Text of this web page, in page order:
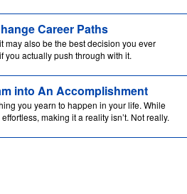
Career Paths
may also be the best decision you ever
you actually push through with it.
into An Accomplishment
you yearn to happen in your life. While
making it a reality isn’t. Not really.